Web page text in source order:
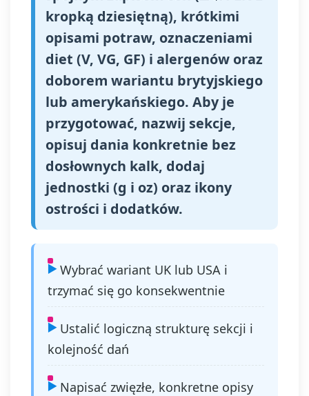
kropką dziesiętną), krótkimi
opisami potraw, oznaczeniami
diet (V, VG, GF) i alergenów oraz
doborem wariantu brytyjskiego
lub amerykańskiego. Aby je
przygotować, nazwij sekcje,
opisuj dania konkretnie bez
dosłownych kalk, dodaj
jednostki (g i oz) oraz ikony
ostrości i dodatków.
Wybrać wariant UK lub USA i
trzymać się go konsekwentnie
Ustalić logiczną strukturę sekcji i
kolejność dań
Napisać zwięzłe, konkretne opisy